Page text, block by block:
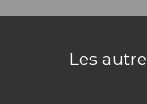
Les